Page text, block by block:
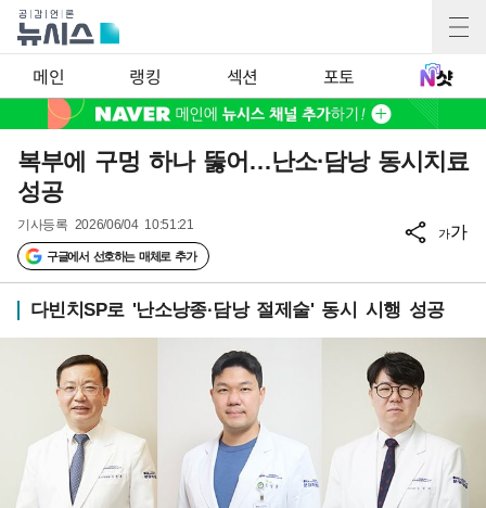
메인 랭킹 섹션 포토
복부에 구멍 하나 뚫어…난소·담낭 동시치료
성공
기사등록 2026/06/04 10:51:21
구글에서 선호하는 매체로 추가
가가
다빈치SP로 '난소낭종·담낭 절제술' 동시 시행 성공